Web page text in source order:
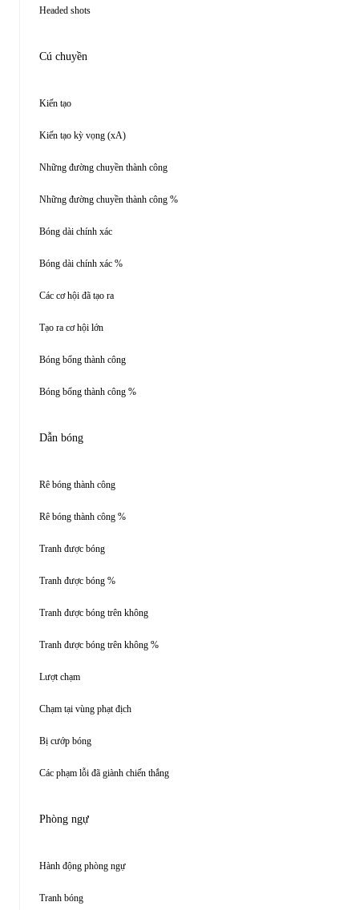
Headed shots
Cú chuyền
Kiến tạo
Kiến tạo kỳ vọng (xA)
Những đường chuyền thành công
Những đường chuyền thành công %
Bóng dài chính xác
Bóng dài chính xác %
Các cơ hội đã tạo ra
Tạo ra cơ hội lớn
Bóng bổng thành công
Bóng bổng thành công %
Dẫn bóng
Rê bóng thành công
Rê bóng thành công %
Tranh được bóng
Tranh được bóng %
Tranh được bóng trên không
Tranh được bóng trên không %
Lượt chạm
Chạm tại vùng phạt địch
Bị cướp bóng
Các phạm lỗi đã giành chiến thắng
Phòng ngự
Hành động phòng ngự
Tranh bóng